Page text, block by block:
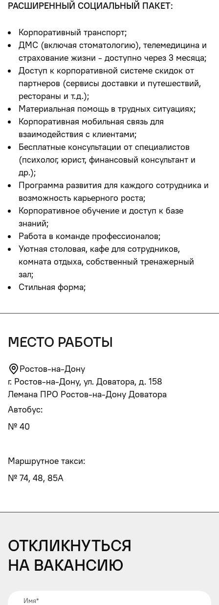
РАСШИРЕННЫЙ СОЦИАЛЬНЫЙ ПАКЕТ:
Корпоративный транспорт;
ДМС (включая стоматологию), телемедицина и
страхование жизни - доступно через 3 месяца;
Доступ к корпоративной системе скидок от
партнеров (сервисы доставки и путешествий,
рестораны и т.д.);
Материальная помощь в трудных ситуациях;
Корпоративная мобильная связь для
взаимодействия с клиентами;
Бесплатные консультации от специалистов
(психолог, юрист, финансовый консультант и
др.);
Программа развития для каждого сотрудника и
возможность карьерного роста;
Корпоративное обучение и доступ к базе
знаний;
Работа в команде профессионалов;
Уютная столовая, кафе для сотрудников,
комната отдыха, собственный тренажерный
зал;
Стильная форма;
место работы
Ростов-на-Дону
г. Ростов-на-Дону, ул. Доватора, д. 158
Лемана ПРО Ростов-на-Дону Доватора
Автобус:
№ 40
Маршрутное такси:
№ 74, 48, 85А
Откликнуться
на вакансию
Имя*